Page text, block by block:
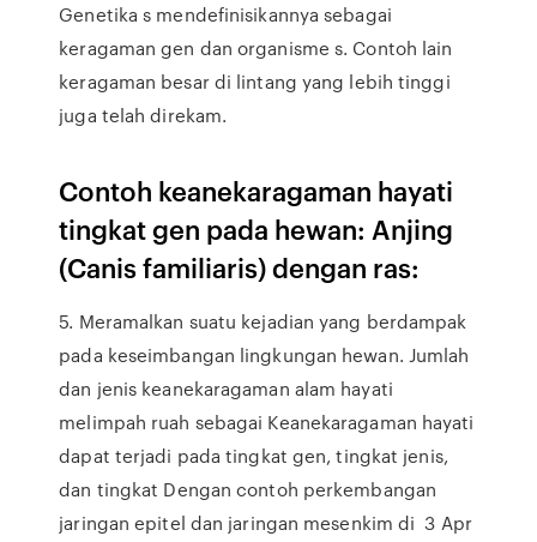
Genetika s mendefinisikannya sebagai
keragaman gen dan organisme s. Contoh lain
keragaman besar di lintang yang lebih tinggi
juga telah direkam.
Contoh keanekaragaman hayati
tingkat gen pada hewan: Anjing
(Canis familiaris) dengan ras:
5. Meramalkan suatu kejadian yang berdampak
pada keseimbangan lingkungan hewan. Jumlah
dan jenis keanekaragaman alam hayati
melimpah ruah sebagai Keanekaragaman hayati
dapat terjadi pada tingkat gen, tingkat jenis,
dan tingkat Dengan contoh perkembangan
jaringan epitel dan jaringan mesenkim di 3 Apr